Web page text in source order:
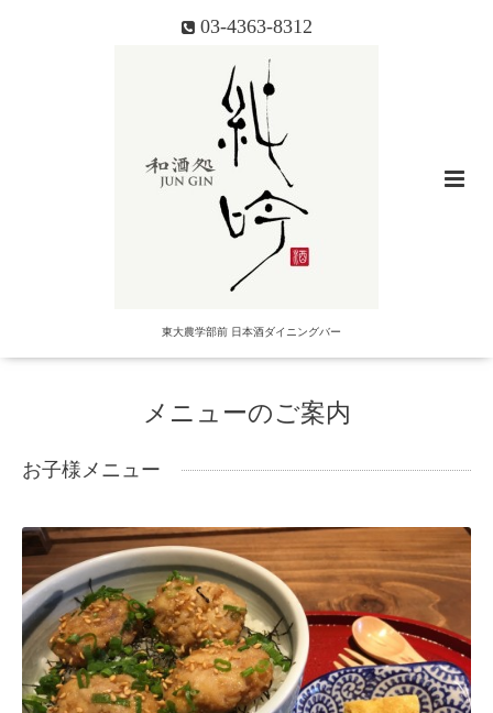
03-4363-8312
東大農学部前 日本酒ダイニングバー
メニューのご案内
お子様メニュー